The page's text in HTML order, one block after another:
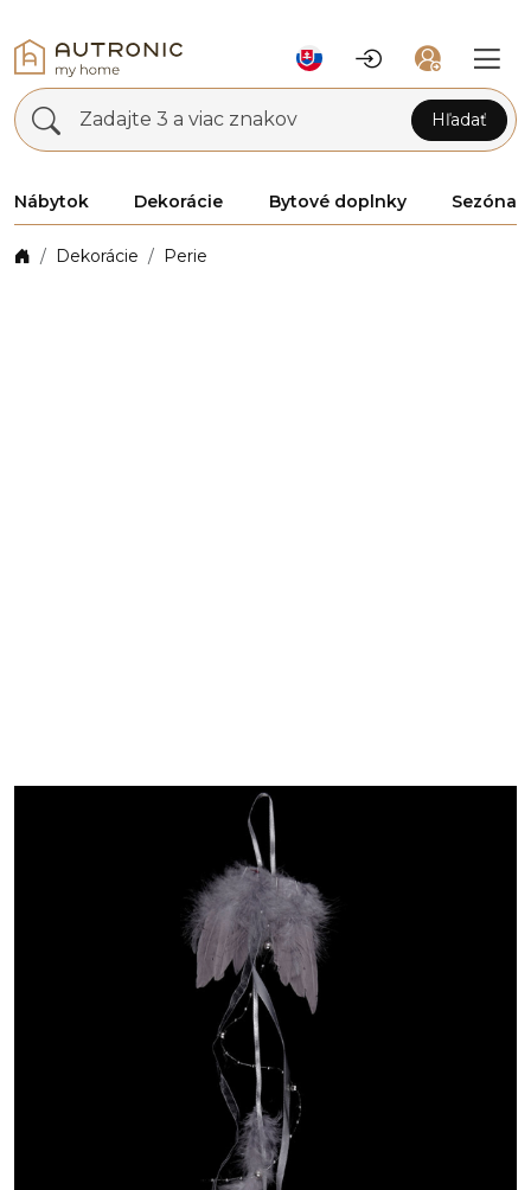
Zadajte 3 a viac znakov Hľadať
Nábytok Dekorácie Bytové doplnky Sezóna
Dekorácie Perie